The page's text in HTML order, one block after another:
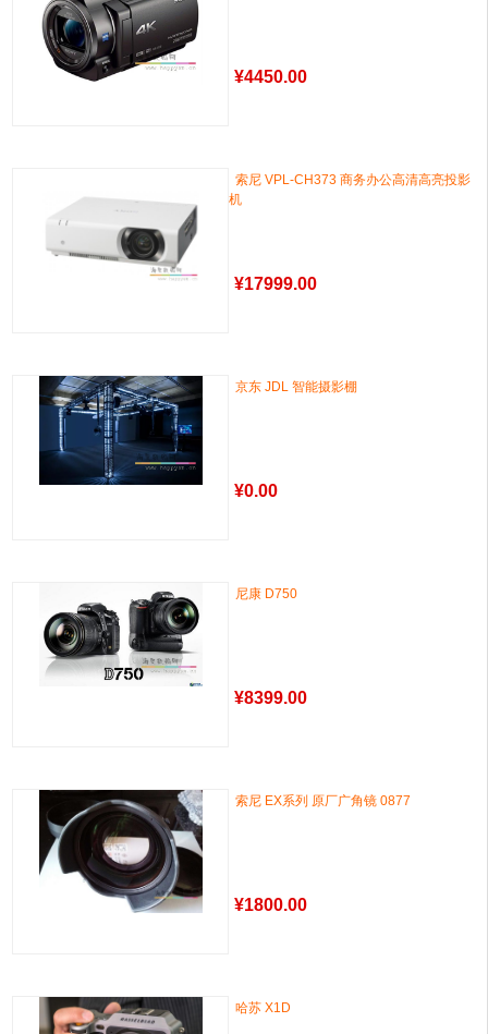
¥4450.00
索尼 VPL-CH373 商务办公高清高亮投影
机
¥17999.00
京东 JDL 智能摄影棚
¥0.00
尼康 D750
¥8399.00
索尼 EX系列 原厂广角镜 0877
¥1800.00
哈苏 X1D